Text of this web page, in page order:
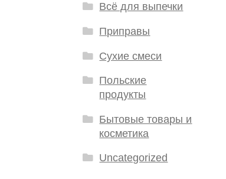
Всё для выпечки
Приправы
Сухие смеси
Польские
продукты
Бытовые товары и
косметика
Uncategorized